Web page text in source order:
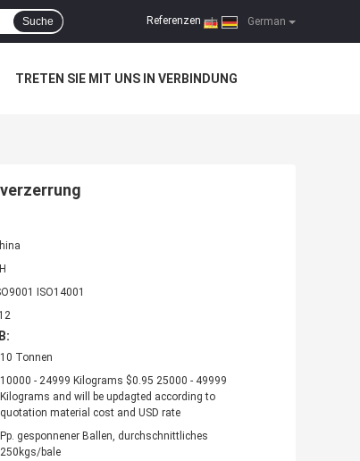
German
Referenzen |
Suche
TRETEN SIE MIT UNS IN VERBINDUNG
ISO14001
10 Tonnen
10000 - 24999 Kilograms $0.95 25000 - 49999
Kilograms and will be updagted according to
quotation material cost and USD rate
Pp. gesponnener Ballen, durchschnittliches
250kgs/bale